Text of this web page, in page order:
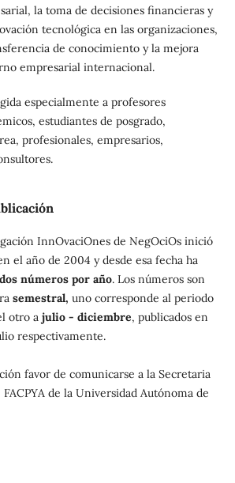
la toma de decisiones financieras y
tecnológica en las organizaciones,
de conocimiento y la mejora
empresarial internacional.
especialmente a profesores
estudiantes de posgrado,
profesionales, empresarios,
InnOvaciOnes de NegOciOs inició
el año de 2004 y desde esa fecha ha
dos números por año. Los números son
semestral, uno corresponde al periodo
otro a julio - diciembre, publicados en
respectivamente.
favor de comunicarse a la Secretaria
de la Universidad Autónoma de